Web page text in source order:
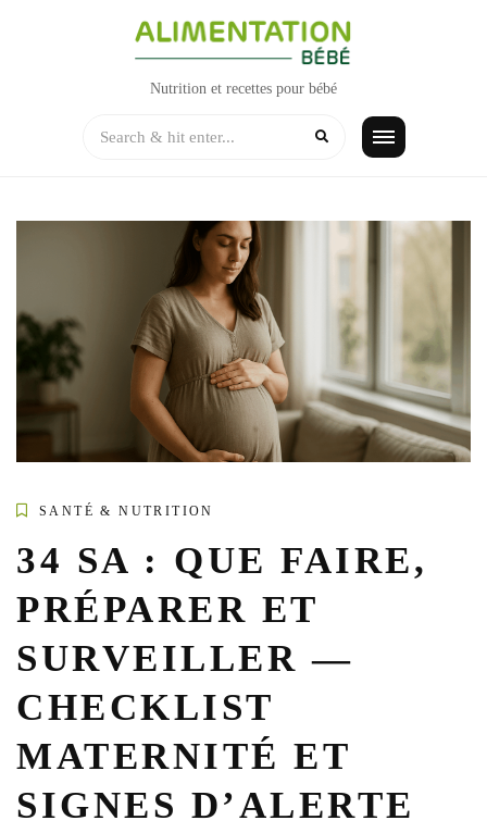
Nutrition et recettes pour bébé
SANTÉ & NUTRITION
34 SA : QUE FAIRE,
PRÉPARER ET
SURVEILLER —
CHECKLIST
MATERNITÉ ET
SIGNES D’ALERTE